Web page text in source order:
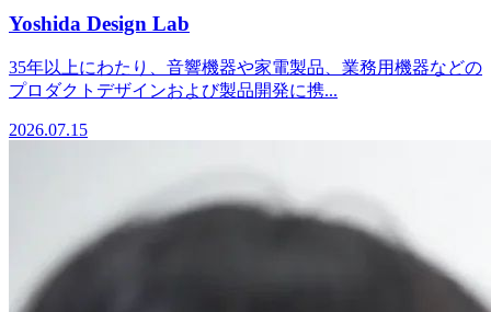
Yoshida Design Lab
35年以上にわたり、音響機器や家電製品、業務用機器などの
プロダクトデザインおよび製品開発に携...
2026.07.15